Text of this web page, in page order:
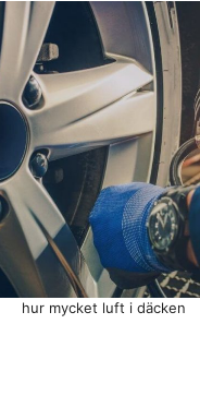
hur mycket luft i däcken